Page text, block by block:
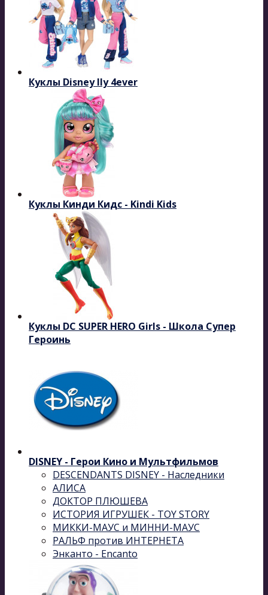
Куклы Disney Ily 4ever
Куклы Кинди Кидс - Kindi Kids
Куклы DC SUPER HERO Girls - Школа Супер
Героинь
DISNEY - Герои Кино и Мультфильмов
DESCENDANTS DISNEY - Наследники
АЛИСА
ДОКТОР ПЛЮШЕВА
ИСТОРИЯ ИГРУШЕК - TOY STORY
МИККИ-МАУС и МИННИ-МАУС
РАЛЬФ против ИНТЕРНЕТА
Энканто - Encanto